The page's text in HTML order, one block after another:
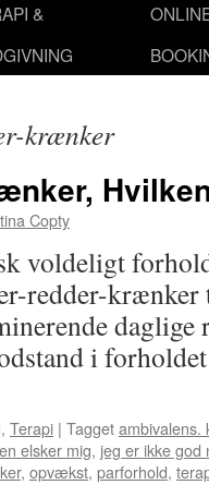
&
krænker
Copty
voldeligt
redder-krænker
daglige
i
, Terapi | Tagget
elsker mig, jeg er ikke god
, opvækst, parforhold,